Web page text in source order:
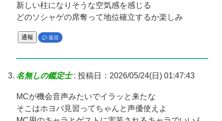
新しい柱になりそうな空気感を感じる
どのソシャゲの席奪って地位確立するか楽しみ
通報 返信
名無しの鑑定士: 投稿日：2026/05/24(日) 01:47:43
MCが機会音声みたいでイラッと来たな
そこはホヨバ見習ってちゃんと声優使えよ